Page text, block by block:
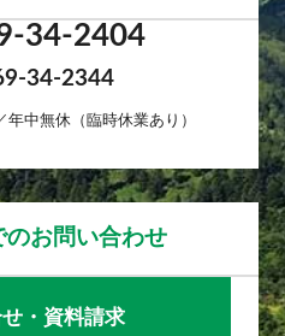
34-2404
34-2344
中無休（臨時休業あり）
のお問い合わせ
・資料請求